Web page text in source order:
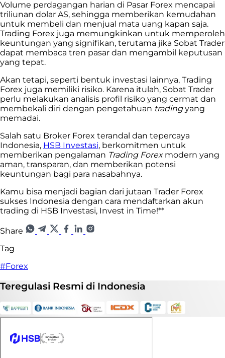
Volume perdagangan harian di Pasar Forex mencapai
triliunan dolar AS, sehingga memberikan kemudahan
untuk membeli dan menjual mata uang kapan saja.
Trading Forex juga memungkinkan untuk memperoleh
keuntungan yang signifikan, terutama jika Sobat Trader
dapat membaca tren pasar dan mengambil keputusan
yang tepat.
Akan tetapi, seperti bentuk investasi lainnya, Trading
Forex juga memiliki risiko. Karena itulah, Sobat Trader
perlu melakukan analisis profil risiko yang cermat dan
membekali diri dengan pengetahuan tradingyang
memadai.
Salah satu Broker Forex terandal dan tepercaya
Indonesia, HSB Investasi, berkomitmen untuk
memberikan pengalaman Trading Forexmodern yang
aman, transparan, dan memberikan potensi
keuntungan bagi para nasabahnya.
Kamu bisa menjadi bagian dari jutaan Trader Forex
sukses Indonesia dengan cara mendaftarkan akun
trading di HSB Investasi, Invest in Time!**
Share
Tag
#Forex
Teregulasi Resmi di Indonesia